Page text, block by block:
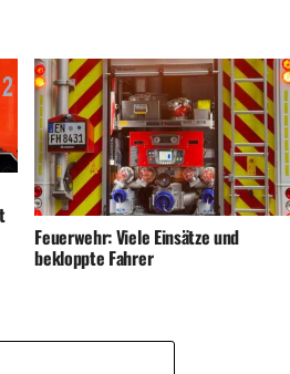
Feuerwehr: Viele Einsätze und
bekloppte Fahrer